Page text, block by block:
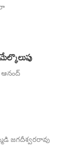
జగదీశ్వరరావు